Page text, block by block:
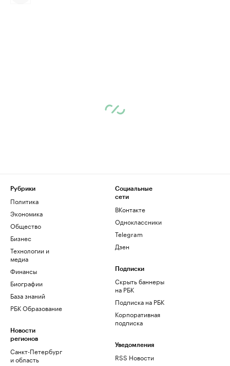
Рубрики
Политика
Экономика
Общество
Бизнес
Технологии и
медиа
Финансы
Биографии
База знаний
РБК Образование
Новости
регионов
Санкт-Петербург
и область
Социальные
сети
ВКонтакте
Одноклассники
Telegram
Дзен
Подписки
Скрыть баннеры
на РБК
Подписка на РБК
Корпоративная
подписка
Уведомления
RSS Новости